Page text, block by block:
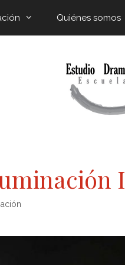
Quiénes somos
I